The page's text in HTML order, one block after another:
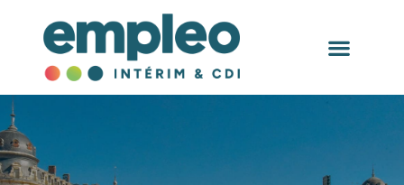
Agence Intérim
Montpellier – EMPLEO